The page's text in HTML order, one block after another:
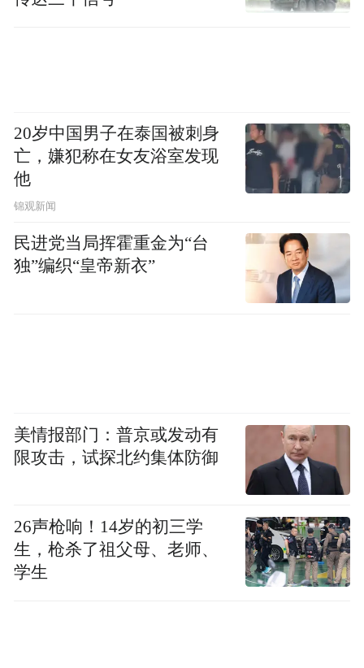
20岁中国男子在泰国被刺身
亡，嫌犯称在女友浴室发现
他
锦观新闻
民进党当局挥霍重金为“台
独”编织“皇帝新衣”
美情报部门：普京或发动有
限攻击，试探北约集体防御
26声枪响！14岁的初三学
生，枪杀了祖父母、老师、
学生